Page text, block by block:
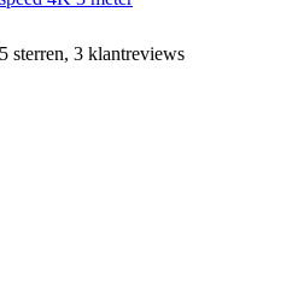
sterren, 3 klantreviews